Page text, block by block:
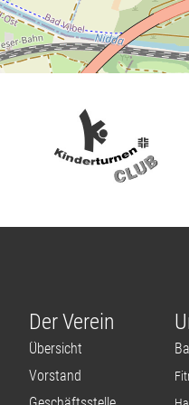
Der Verein
Übersicht
Vorstand